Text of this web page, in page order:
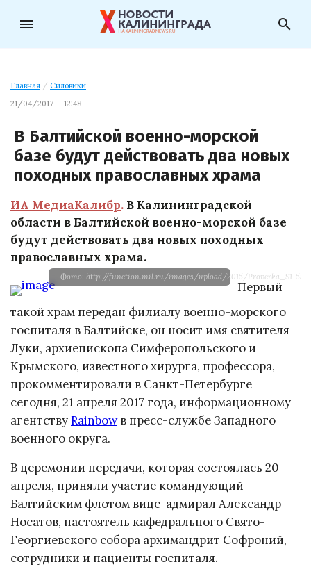
menu search
Главная / Силовики
21/04/2017 — 12:48
В Балтийской военно-морской
базе будут действовать два новых
походных православных храма
ИА МедиаКалибр. В Калининградской
области в Балтийской военно-морской базе
будут действовать два новых походных
православных храма.
Фото: http://function.mil.ru/images/upload/2015/Proverka_S1-
Первый
такой храм передан филиалу военно-морского
госпиталя в Балтийске, он носит имя святителя
Луки, архиепископа Симферопольского и
Крымского, известного хирурга, профессора,
прокомментировали в Санкт-Петербурге
сегодня, 21 апреля 2017 года, информационному
агентствуRainbowв пресс-службе Западного
военного округа.
В церемонии передачи, которая состоялась 20
апреля, приняли участие командующий
Балтийским флотом вице-адмирал Александр
Носатов, настоятель кафедрального Свято-
Георгиевского собора архимандрит Софроний,
сотрудники и пациенты госпиталя.